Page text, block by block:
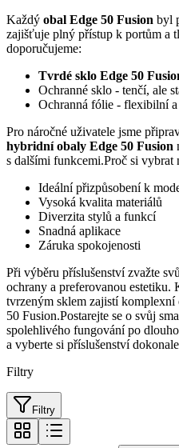
Každý obal Edge 50 Fusion byl
zajišťuje plný přístup k portům a
doporučujeme:
Tvrdé sklo Edge 50
Ochranné sklo - tenčí, ale
Ochranná fólie - flexibilní
Pro náročné uživatele jsme
hybridní obaly Edge 50 Fusion
s dalšími funkcemi.Proč si vybrat
Ideální přizpůsobení k
Vysoká kvalita materiálů
Diverzita stylů a funkcí
Snadná aplikace
Záruka spokojenosti
Při výběru příslušenství zvažte
ochrany a preferovanou estetiku.
tvrzeným sklem zajistí
50 Fusion.Postarejte se o svůj
spolehlivého fungování po
a vyberte si příslušenství
Filtry
Filtry